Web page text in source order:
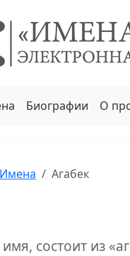
Биографии О
Имена Агабек
состоит из